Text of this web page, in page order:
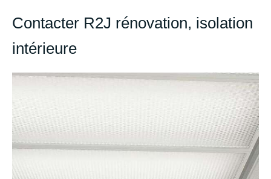
Contacter R2J rénovation, isolation
intérieure